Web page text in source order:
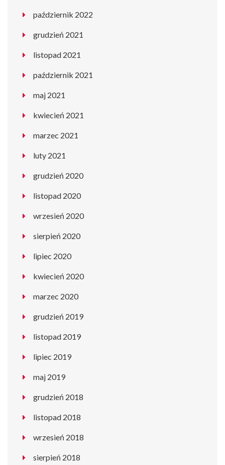
październik 2022
grudzień 2021
listopad 2021
październik 2021
maj 2021
kwiecień 2021
marzec 2021
luty 2021
grudzień 2020
listopad 2020
wrzesień 2020
sierpień 2020
lipiec 2020
kwiecień 2020
marzec 2020
grudzień 2019
listopad 2019
lipiec 2019
maj 2019
grudzień 2018
listopad 2018
wrzesień 2018
sierpień 2018